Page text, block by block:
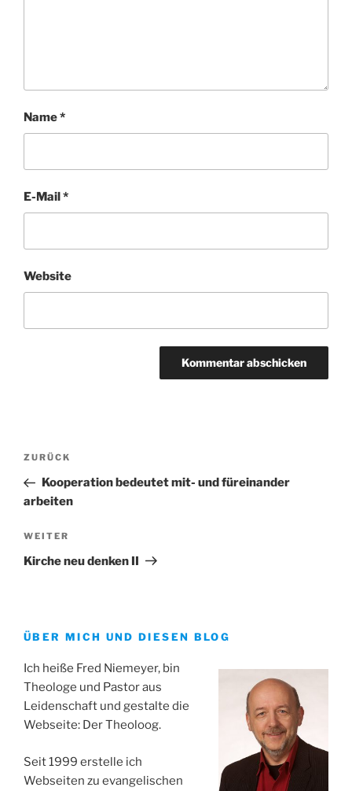
Name*
E-Mail *
Website
Beitrags-
Vorheriger
Beitrag
ZURÜCK
Kooperation bedeutet mit- und füreinander
arbeiten
Nächster
Beitrag
WEITER
Kirche neu denken II
ÜBER MICH UND DIESEN BLOG
Ich heiße Fred Niemeyer, bin
Theologe und Pastor aus
Leidenschaft und gestalte die
Webseite: Der Theoloog.
Seit 1999 erstelle ich
Webseiten zu evangelischen